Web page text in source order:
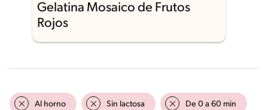
Gelatina Mosaico de Frutos
Rojos
Al horno Sin lactosa De 0 a 60 min